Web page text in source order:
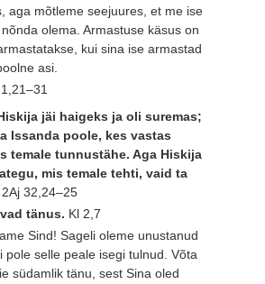
aga mõtleme seejuures, et me ise
olema. Armastuse käsus on
kui sina ise armastad
asi.
jäi haigeks ja oli suremas;
Issanda poole, kes vastas
temale tunnustähe. Aga Hiskija
mis temale tehti, vaid ta
2Aj 32,24–25
tänus. Kl 2,7
Sind! Sageli oleme unustanud
pole selle peale isegi tulnud. Võta
südamlik tänu, sest Sina oled